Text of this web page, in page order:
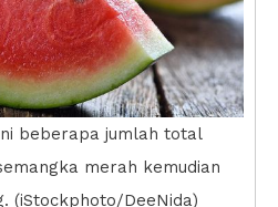
beberapa jumlah total
merah kemudian
(iStockphoto/DeeNida)